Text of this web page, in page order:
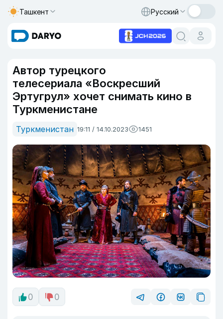
Ташкент Русский
Автор турецкого
телесериала «Воскресший
Эртугрул» хочет снимать кино в
Туркменистане
Туркменистан 19:11 / 14.10.2023 1451
0 0